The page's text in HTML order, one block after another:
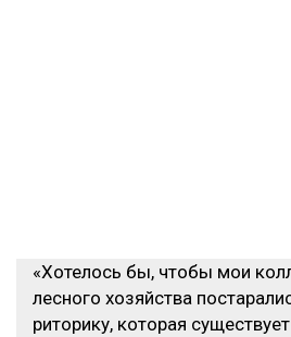
«Хотелось бы, чтобы мои
лесного хозяйства
риторику, которая